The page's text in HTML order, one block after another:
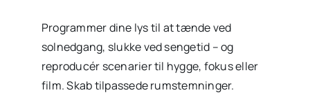
Programmer dine lys til at tænde ved
solnedgang, slukke ved sengetid – og
reproducér scenarier til hygge, fokus eller
film. Skab tilpassede rumstemninger.